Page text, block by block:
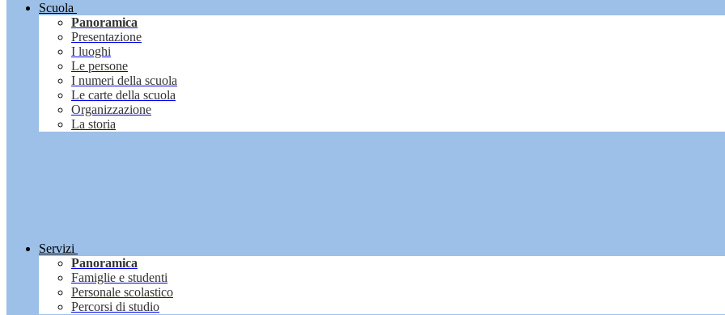
Scuola
Panoramica
Presentazione
I luoghi
Le persone
I numeri della scuola
Le carte della scuola
Organizzazione
La storia
Servizi
Panoramica
Famiglie e studenti
Personale scolastico
Percorsi di studio